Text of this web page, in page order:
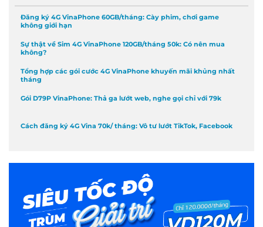
Đăng ký 4G VinaPhone 60GB/tháng: Cày phim, chơi game
không giới hạn
Sự thật về Sim 4G VinaPhone 120GB/tháng 50k: Có nên mua
không?
Tổng hợp các gói cước 4G VinaPhone khuyến mãi khủng nhất
tháng
Gói D79P VinaPhone: Thả ga lướt web, nghe gọi chỉ với 79k
Cách đăng ký 4G Vina 70k/ tháng: Vô tư lướt TikTok, Facebook